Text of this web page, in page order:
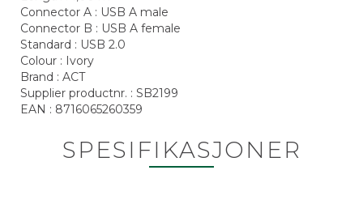
Connector A : USB A male
Connector B : USB A female
Standard : USB 2.0
Colour : Ivory
Brand : ACT
Supplier productnr. : SB2199
EAN : 8716065260359
SPESIFIKASJONER